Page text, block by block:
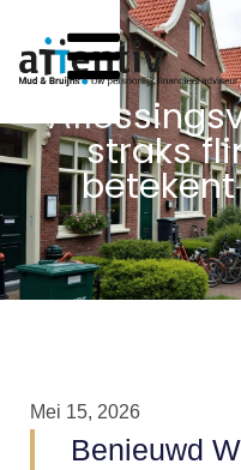
straks
Mei 15, 2026
Benieuwd